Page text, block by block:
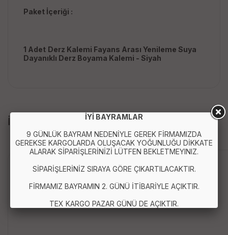
Paket İçeriği :
1 Adet Derz Kalemi Fayans Arası Yenileme Suya
Dayanıklı Derz Boyama Kalemi - Siyah
İLGİLİ ÜRÜNLERİYİ BAYRAMLAR
9 GÜNLÜK BAYRAM NEDENİYLE GEREK FİRMAMIZDA
GEREKSE KARGOLARDA OLUŞACAK YOĞUNLUĞU DİKKATE
ALARAK SİPARİŞLERİNİZİ LÜTFEN BEKLETMEYINIZ.
SİPARİŞLERİNİZ SIRAYA GÖRE ÇIKARTILACAKTIR.
FİRMAMIZ BAYRAMIN 2. GÜNÜ İTİBARİYLE AÇIKTIR.
TEX KARGO PAZAR GÜNÜ DE AÇIKTIR.